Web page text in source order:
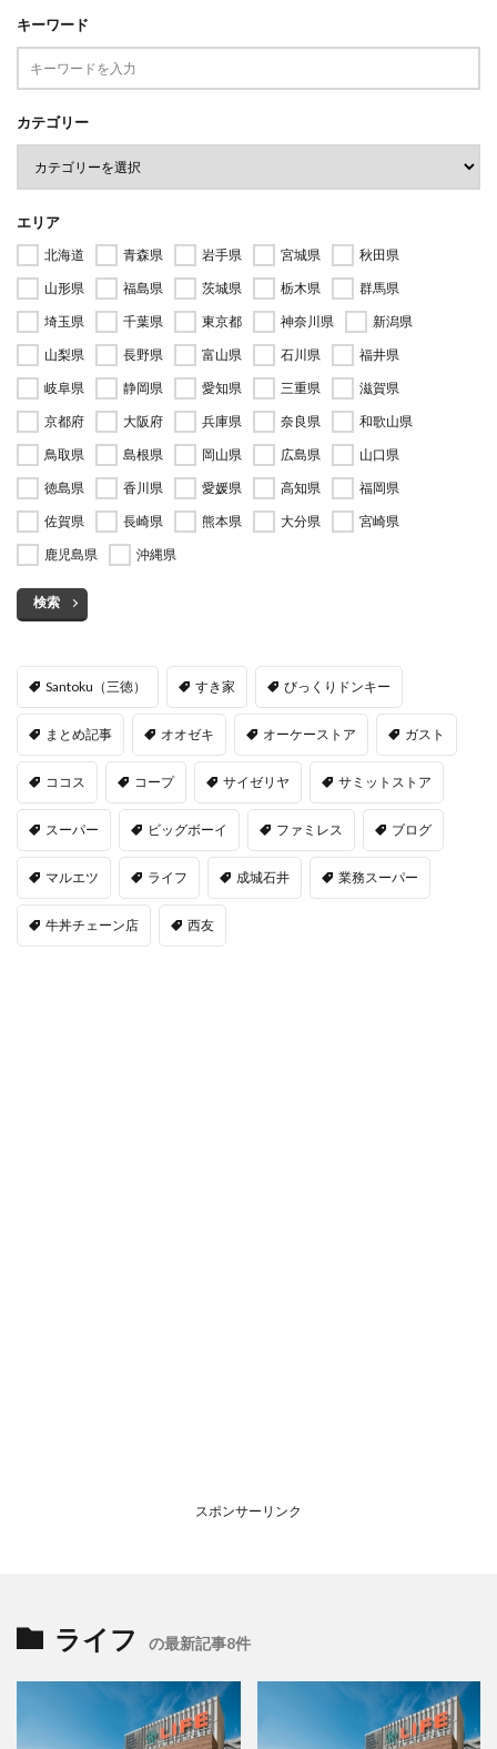
キーワード
カテゴリー
エリア
北海道 青森県 岩手県 宮城県
秋田県
山形県
福島県 茨城県 栃木県
群馬県
埼玉県
千葉県 東京都 神奈川県
新潟県
山梨県
長野県 富山県 石川県
福井県
岐阜県
静岡県 愛知県 三重県
滋賀県
京都府
大阪府 兵庫県 奈良県
和歌山県
鳥取県
島根県 岡山県 広島県
山口県
徳島県
香川県 愛媛県 高知県
福岡県
佐賀県
長崎県 熊本県 大分県
宮崎県
鹿児島県
沖縄県
検索
Santoku（三徳） すき家 びっくりドンキー
まとめ記事 オオゼキ オーケーストア ガスト
ココス コープ サイゼリヤ サミットストア
スーパー ビッグボーイ ファミレス ブログ
マルエツ ライフ 成城石井 業務スーパー
牛丼チェーン店 西友
スポンサーリンク
ライフ の最新記事8件